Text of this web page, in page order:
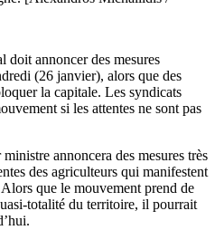
annoncer des mesures
(26 janvier), alors que des
la capitale. Les syndicats
si les attentes ne sont pas
annoncera des mesures très
des agriculteurs qui manifestent
que le mouvement prend de
totalité du territoire, il pourrait